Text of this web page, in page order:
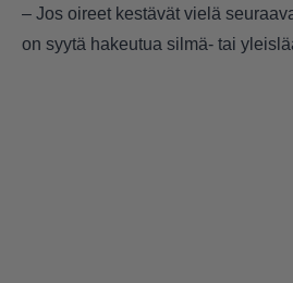
– Jos oireet kestävät vielä
on syytä hakeutua silmä- tai